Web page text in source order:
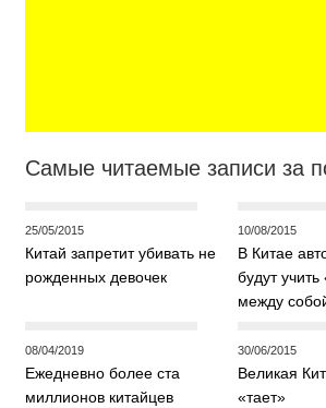
Самые читаемые записи за
25/05/2015
Китай запретит убивать не
рожденных девочек
10/08/2015
В Китае
будут
между
08/04/2019
Ежедневно более ста
миллионов китайцев
30/06/2015
Великая
«тает»